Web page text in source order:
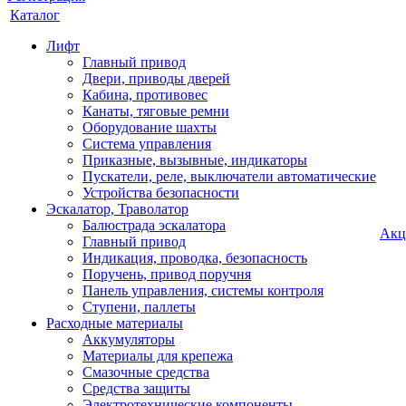
Каталог
Лифт
Главный привод
Двери, приводы дверей
Кабина, противовес
Канаты, тяговые ремни
Оборудование шахты
Система управления
Приказные, вызывные, индикаторы
Пускатели, реле, выключатели автоматические
Устройства безопасности
Эскалатор, Траволатор
Балюстрада эскалатора
Главный привод
Индикация, проводка, безопасность
Поручень, привод поручня
Панель управления, системы контроля
Ступени, паллеты
Расходные материалы
Аккумуляторы
Материалы для крепежа
Смазочные средства
Средства защиты